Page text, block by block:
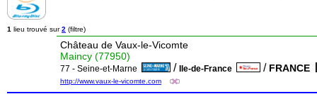
1 lieu trouvé sur2 (filtre)
Château de Vaux-le-Vicomte
Maincy (77950)
77 - Seine-et-Marne / Ile-de-France / FRANCE
http://www.vaux-le-vicomte.com